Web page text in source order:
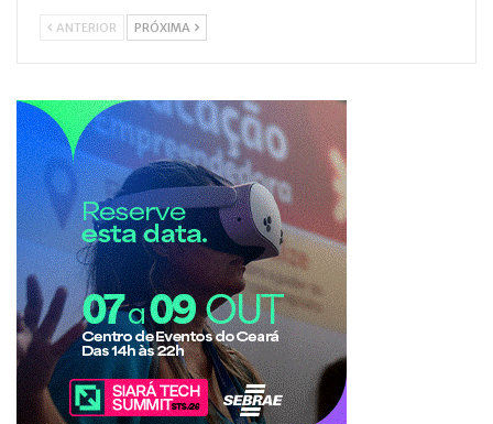
ANTERIOR PRÓXIMA